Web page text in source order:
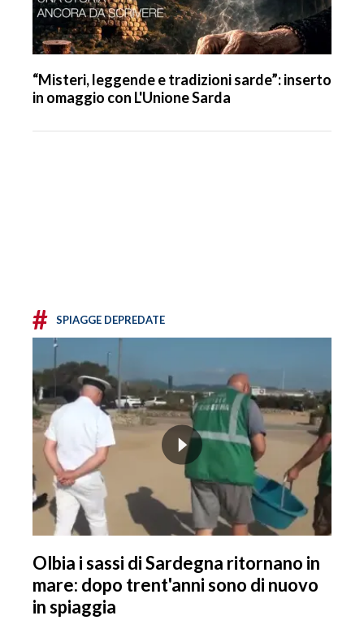
“Misteri, leggende e tradizioni sarde”: inserto
in omaggio con L'Unione Sarda
# SPIAGGE DEPREDATE
Olbia i sassi di Sardegna ritornano in
mare: dopo trent'anni sono di nuovo
in spiaggia